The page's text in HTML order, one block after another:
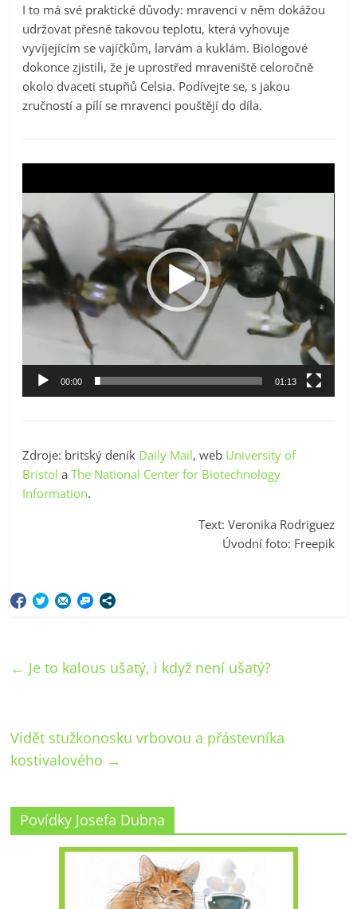
I to má své praktické důvody: mravenci v něm dokážou
udržovat přesně takovou teplotu, která vyhovuje
vyvíjejícím se vajíčkům, larvám a kuklám. Biologové
dokonce zjistili, že je uprostřed mraveniště celoročně
okolo dvaceti stupňů Celsia. Podívejte se, s jakou
zručností a pílí se mravenci pouštějí do díla.
přehrávač
00:00 01:13
Zdroje: britský deník Daily Mail, web University of
Bristol aThe National Center for Biotechnology
Information.
Text: Veronika Rodriguez
Úvodní foto: Freepik
← Je to kalous ušatý, i když není ušatý?
Vidět stužkonosku vrbovou a přástevníka
kostivalového →
Povídky Josefa Dubna